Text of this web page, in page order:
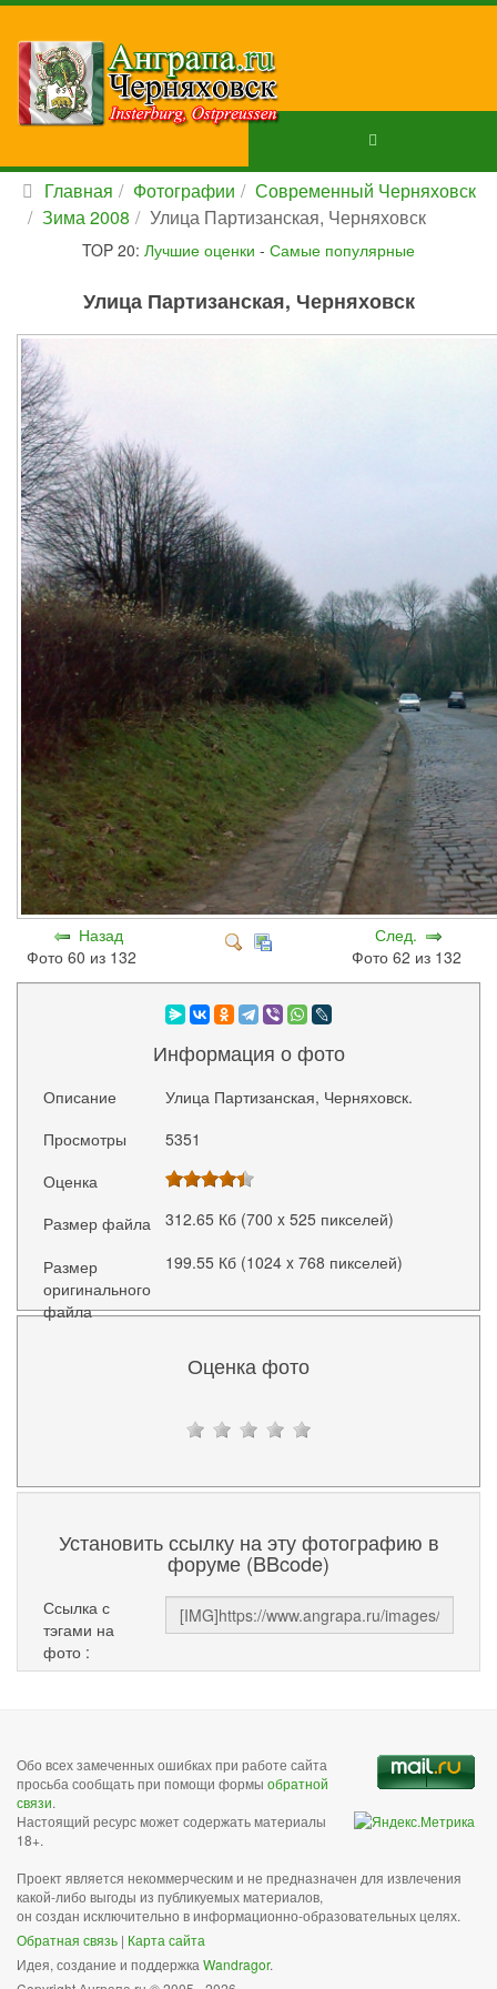
Главная Фотографии
Современный Черняховск
Зима 2008
Улица Партизанская, Черняховск
TOP 20: Лучшие оценки - Самые популярные
Улица Партизанская, Черняховск
Назад
Фото 60 из 132
След.
Фото 62 из 132
Информация о фото
Описание
Улица Партизанская, Черняховск.
Просмотры
5351
Оценка
Размер файла
312.65 Кб (700 x 525 пикселей)
Размер
оригинального
файла
199.55 Кб (1024 x 768 пикселей)
Оценка фото
Установить ссылку на эту фотографию в
форуме (BBcode)
Ссылка с
тэгами на
фото :
Обо всех замеченных ошибках при работе сайта
просьба сообщать при помощи формы обратной
связи.
Настоящий ресурс может содержать материалы
18+.
Проект является некоммерческим и не предназначен для извлечения
какой-либо выгоды из публикуемых материалов,
он создан исключительно в информационно-образовательных целях.
Обратная связь | Карта сайта
Идея, создание и поддержка Wandragor.